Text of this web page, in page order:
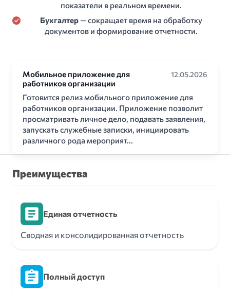
показатели в реальном времени.
Бухгалтер— сокращает время на обработку
документов и формирование отчетности.
Мобильное приложение для
работников организации
12.05.2026
Готовится релиз мобильного приложение для
работников организации. Приложение позволит
просматривать личное дело, подавать заявления,
запускать служебные записки, инициировать
различного рода мероприят...
Преимущества
Единая отчетность
Сводная и консолидированная отчетность
Полный доступ